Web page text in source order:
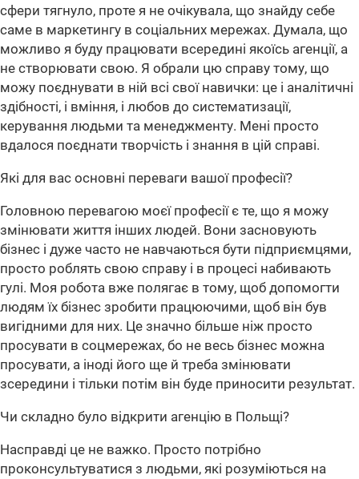
сфери тягнуло, проте я не очікувала, що знайду себе
саме в маркетингу в соціальних мережах. Думала, що
можливо я буду працювати всередині якоїсь агенції, а
не створювати свою. Я обрали цю справу тому, що
можу поєднувати в ній всі свої навички: це і аналітичні
здібності, і вміння, і любов до систематизації,
керування людьми та менеджменту. Мені просто
вдалося поєднати творчість і знання в цій справі.
Які для вас основні переваги вашої професії?
Головною перевагою моєї професії є те, що я можу
змінювати життя інших людей. Вони засновують
бізнес і дуже часто не навчаються бути підприємцями,
просто роблять свою справу і в процесі набивають
гулі. Моя робота вже полягає в тому, щоб допомогти
людям їх бізнес зробити працюючими, щоб він був
вигідними для них. Це значно більше ніж просто
просувати в соцмережах, бо не весь бізнес можна
просувати, а іноді його ще й треба змінювати
зсередини і тільки потім він буде приносити результат.
Чи складно було відкрити агенцію в Польщі?
Насправді це не важко. Просто потрібно
проконсультуватися з людьми, які розуміються на